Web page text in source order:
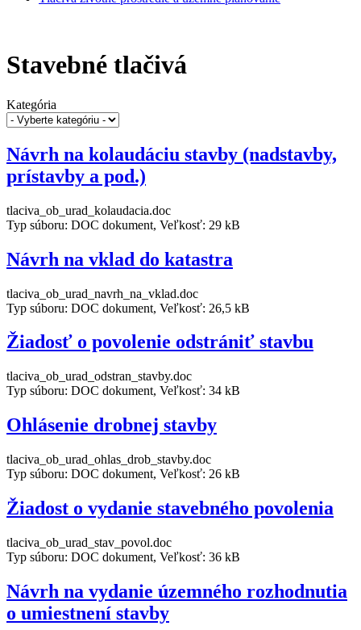
Stavebné tlačivá
Kategória
Návrh na kolaudáciu stavby (nadstavby,
prístavby a pod.)
tlaciva_ob_urad_kolaudacia.doc
Typ súboru: DOC dokument, Veľkosť: 29 kB
Návrh na vklad do katastra
tlaciva_ob_urad_navrh_na_vklad.doc
Typ súboru: DOC dokument, Veľkosť: 26,5 kB
Žiadosť o povolenie odstrániť stavbu
tlaciva_ob_urad_odstran_stavby.doc
Typ súboru: DOC dokument, Veľkosť: 34 kB
Ohlásenie drobnej stavby
tlaciva_ob_urad_ohlas_drob_stavby.doc
Typ súboru: DOC dokument, Veľkosť: 26 kB
Žiadost o vydanie stavebného povolenia
tlaciva_ob_urad_stav_povol.doc
Typ súboru: DOC dokument, Veľkosť: 36 kB
Návrh na vydanie územného rozhodnutia
o umiestnení stavby